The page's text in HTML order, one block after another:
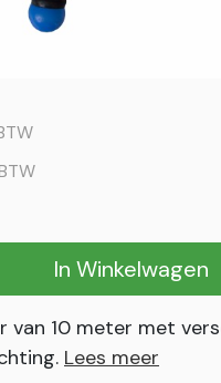
In Winkelwagen
van 10 meter met
Lees meer